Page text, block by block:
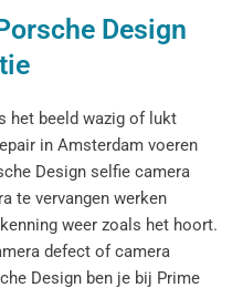
Design
het beeld wazig of lukt
in Amsterdam voeren
Design selfie camera
te vervangen werken
weer zoals het hoort.
defect of camera
Design ben je bij Prime